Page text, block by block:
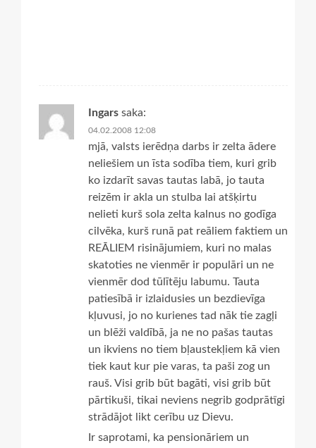
Ingars saka:
04.02.2008 12:08
mjā, valsts ierēdņa darbs ir zelta ādere
neliešiem un īsta sodība tiem, kuri grib
ko izdarīt savas tautas labā, jo tauta
reizēm ir akla un stulba lai atšķirtu
nelieti kurš sola zelta kalnus no godīga
cilvēka, kurš runā pat reāliem faktiem un
REĀLIEM risinājumiem, kuri no malas
skatoties ne vienmēr ir populāri un ne
vienmēr dod tūlītēju labumu. Tauta
patiesībā ir izlaidusies un bezdievīga
kļuvusi, jo no kurienes tad nāk tie zagļi
un blēži valdībā, ja ne no pašas tautas
un ikviens no tiem bļaustekļiem kā vien
tiek kaut kur pie varas, ta paši zog un
rauš. Visi grib būt bagāti, visi grib būt
pārtikuši, tikai neviens negrib godprātīgi
strādājot likt cerību uz Dievu.
Ir saprotami, ka pensionāriem un